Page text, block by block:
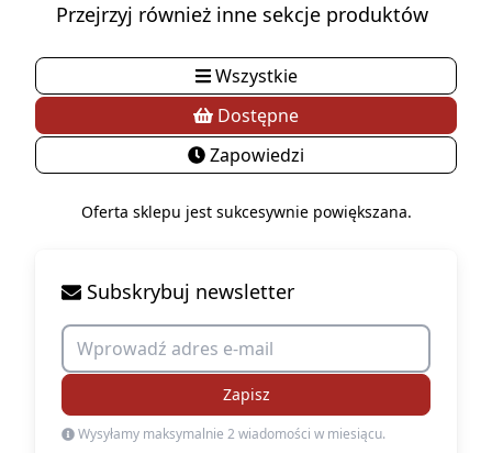
Przejrzyj również inne sekcje produktów
Wszystkie
Dostępne
Zapowiedzi
Oferta sklepu jest sukcesywnie powiększana.
Subskrybuj newsletter
Zapisz
Wysyłamy maksymalnie 2 wiadomości w miesiącu.